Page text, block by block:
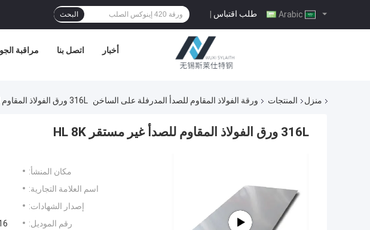
طلب اقتباس | البحث
مراقبة اتصل بنا أخبار
منزل المنتجات ورقة الفولاذ المقاوم للصدأ المدرفلة على الساخن 316L ورق الفولاذ المقاوم للصدأ غير مستقر HL 8K
316L ورق الفولاذ المقاوم للصدأ غير مستقر HL 8K
مكان المنشأ:
اسم العلامة التجارية:
إصدار الشهادات:
رقم الموديل:
13-3